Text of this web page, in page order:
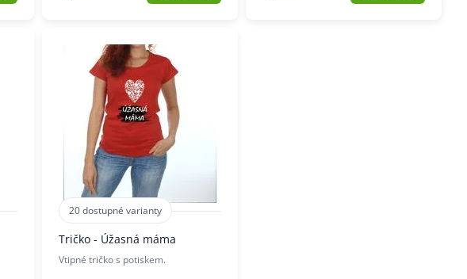
20 dostupné varianty
Tričko - Úžasná máma
Vtipné tričko s potiskem.